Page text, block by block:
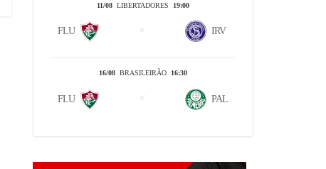
11/08 LIBERTADORES 19:00
FLU IRV
16/08 BRASILEIRÃO 16:30
FLU PAL